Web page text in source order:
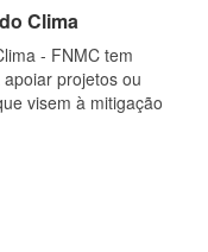
Clima
- FNMC tem
projetos ou
visem à mitigação